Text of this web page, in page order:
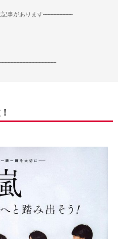
事があります--------------------